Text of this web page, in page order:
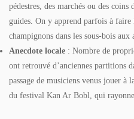
pédestres, des marchés ou des coins
guides. On y apprend parfois à
champignons dans les sous-bois aux
Anecdote locale : Nombre de
ont retrouvé d’anciennes partitions
passage de musiciens venus jouer à
du festival Kan Ar Bobl, qui